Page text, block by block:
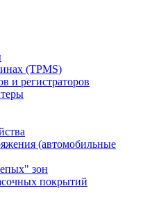
(TPMS)
и регистраторов
(автомобильные
зон
покрытий